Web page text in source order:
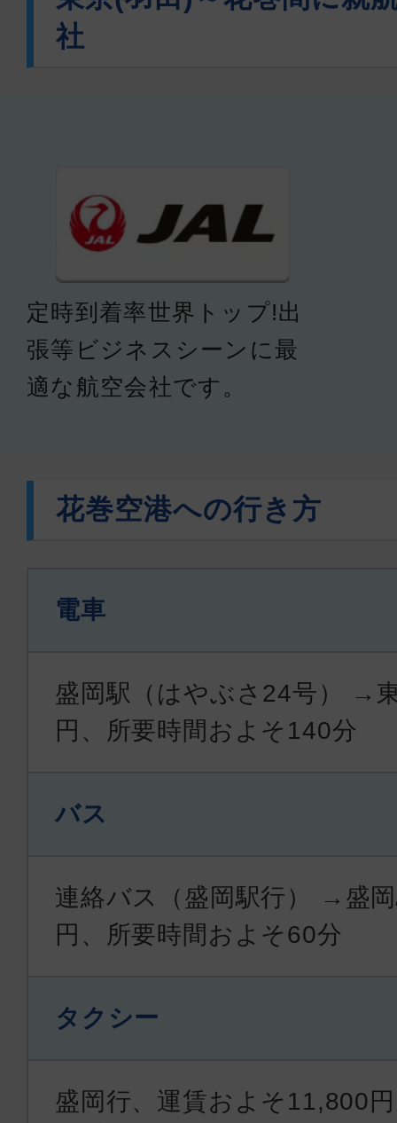
社
定時到着率世界トップ!出
張等ビジネスシーンに最
適な航空会社です。
花巻空港への行き方
電車
盛岡駅（はやぶさ24号） →
円、所要時間およそ140分
バス
連絡バス（盛岡駅行） →盛
円、所要時間およそ60分
タクシー
盛岡行、運賃およそ11,800